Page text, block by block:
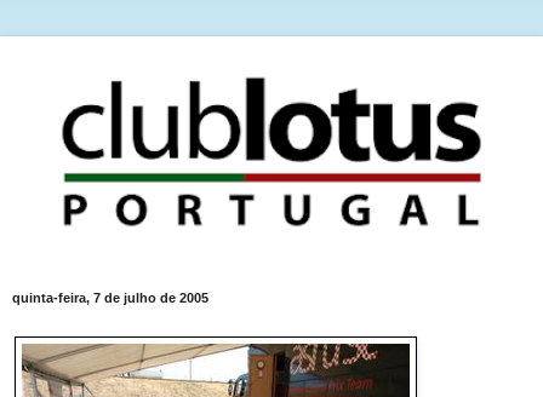
quinta-feira, 7 de julho de 2005